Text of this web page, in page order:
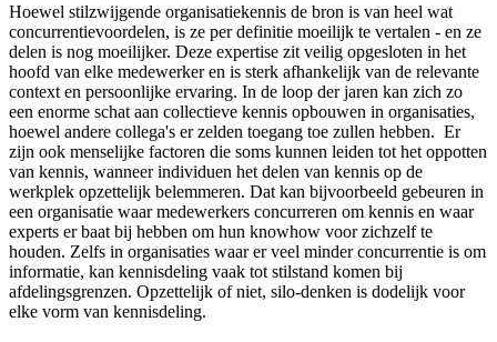
Hoewel stilzwijgende organisatiekennis de bron is van heel wat
concurrentievoordelen, is ze per definitie moeilijk te vertalen - en ze
delen is nog moeilijker. Deze expertise zit veilig opgesloten in het
hoofd van elke medewerker en is sterk afhankelijk van de relevante
context en persoonlijke ervaring. In de loop der jaren kan zich zo
een enorme schat aan collectieve kennis opbouwen in organisaties,
hoewel andere collega's er zelden toegang toe zullen hebben. Er
zijn ook menselijke factoren die soms kunnen leiden tot het oppotten
van kennis, wanneer individuen het delen van kennis op de
werkplek opzettelijk belemmeren. Dat kan bijvoorbeeld gebeuren in
een organisatie waar medewerkers concurreren om kennis en waar
experts er baat bij hebben om hun knowhow voor zichzelf te
houden. Zelfs in organisaties waar er veel minder concurrentie is om
informatie, kan kennisdeling vaak tot stilstand komen bij
afdelingsgrenzen. Opzettelijk of niet, silo-denken is dodelijk voor
elke vorm van kennisdeling.